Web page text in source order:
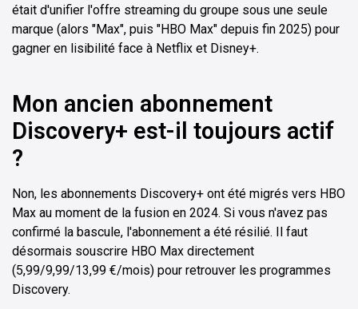
était d'unifier l'offre streaming du groupe sous une seule
marque (alors "Max", puis "HBO Max" depuis fin 2025) pour
gagner en lisibilité face à Netflix et Disney+.
Mon ancien abonnement
Discovery+ est-il toujours actif
?
Non, les abonnements Discovery+ ont été migrés vers HBO
Max au moment de la fusion en 2024. Si vous n'avez pas
confirmé la bascule, l'abonnement a été résilié. Il faut
désormais souscrire HBO Max directement
(5,99/9,99/13,99 €/mois) pour retrouver les programmes
Discovery.